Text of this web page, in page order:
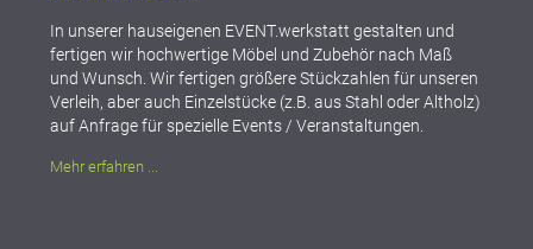
In unserer hauseigenen EVENT.werkstatt gestalten und
fertigen wir hochwertige Möbel und Zubehör nach Maß
und Wunsch. Wir fertigen größere Stückzahlen für unseren
Verleih, aber auch Einzelstücke (z.B. aus Stahl oder Altholz)
auf Anfrage für spezielle Events / Veranstaltungen.
Mehr erfahren ...